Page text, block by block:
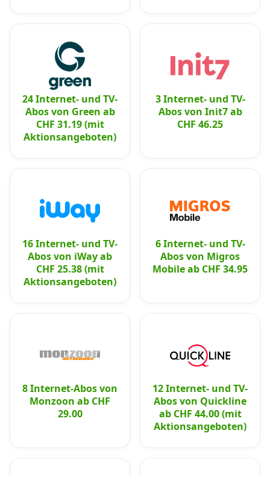
24 Internet- und TV-
Abos von Green ab
CHF 31.19 (mit
Aktionsangeboten)
3 Internet- und TV-
Abos von Init7 ab
CHF 46.25
16 Internet- und TV-
Abos von iWay ab
CHF 25.38 (mit
Aktionsangeboten)
6 Internet- und TV-
Abos von Migros
Mobile ab CHF 34.95
8 Internet-Abos von
Monzoon ab CHF
29.00
12 Internet- und TV-
Abos von Quickline
ab CHF 44.00 (mit
Aktionsangeboten)